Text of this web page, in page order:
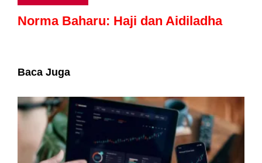
Norma Baharu: Haji dan Aidiladha
Baca Juga